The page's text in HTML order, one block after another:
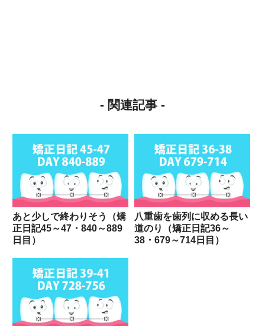
- 関連記事 -
あと少しで終わりそう（矯
正日記45～47・840～889
日目）
八重歯を歯列に収める長い
道のり（矯正日記36～
38・679～714日目）